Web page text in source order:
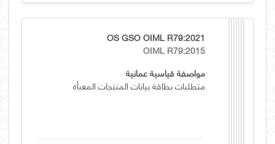
OS GSO OIML R79:2021
OIML R79:2015
مواصفة قياسية عمانية
متطلبات بطاقة بيانات المنتجات المعبأة